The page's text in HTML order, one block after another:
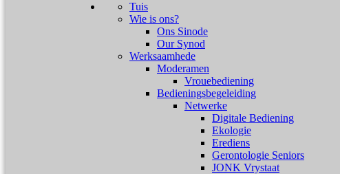
Tuis
Wie is ons?
Ons Sinode
Our Synod
Werksaamhede
Moderamen
Vrouebediening
Bedieningsbegeleiding
Netwerke
Digitale Bediening
Ekologie
Erediens
Gerontologie Seniors
JONK Vrystaat